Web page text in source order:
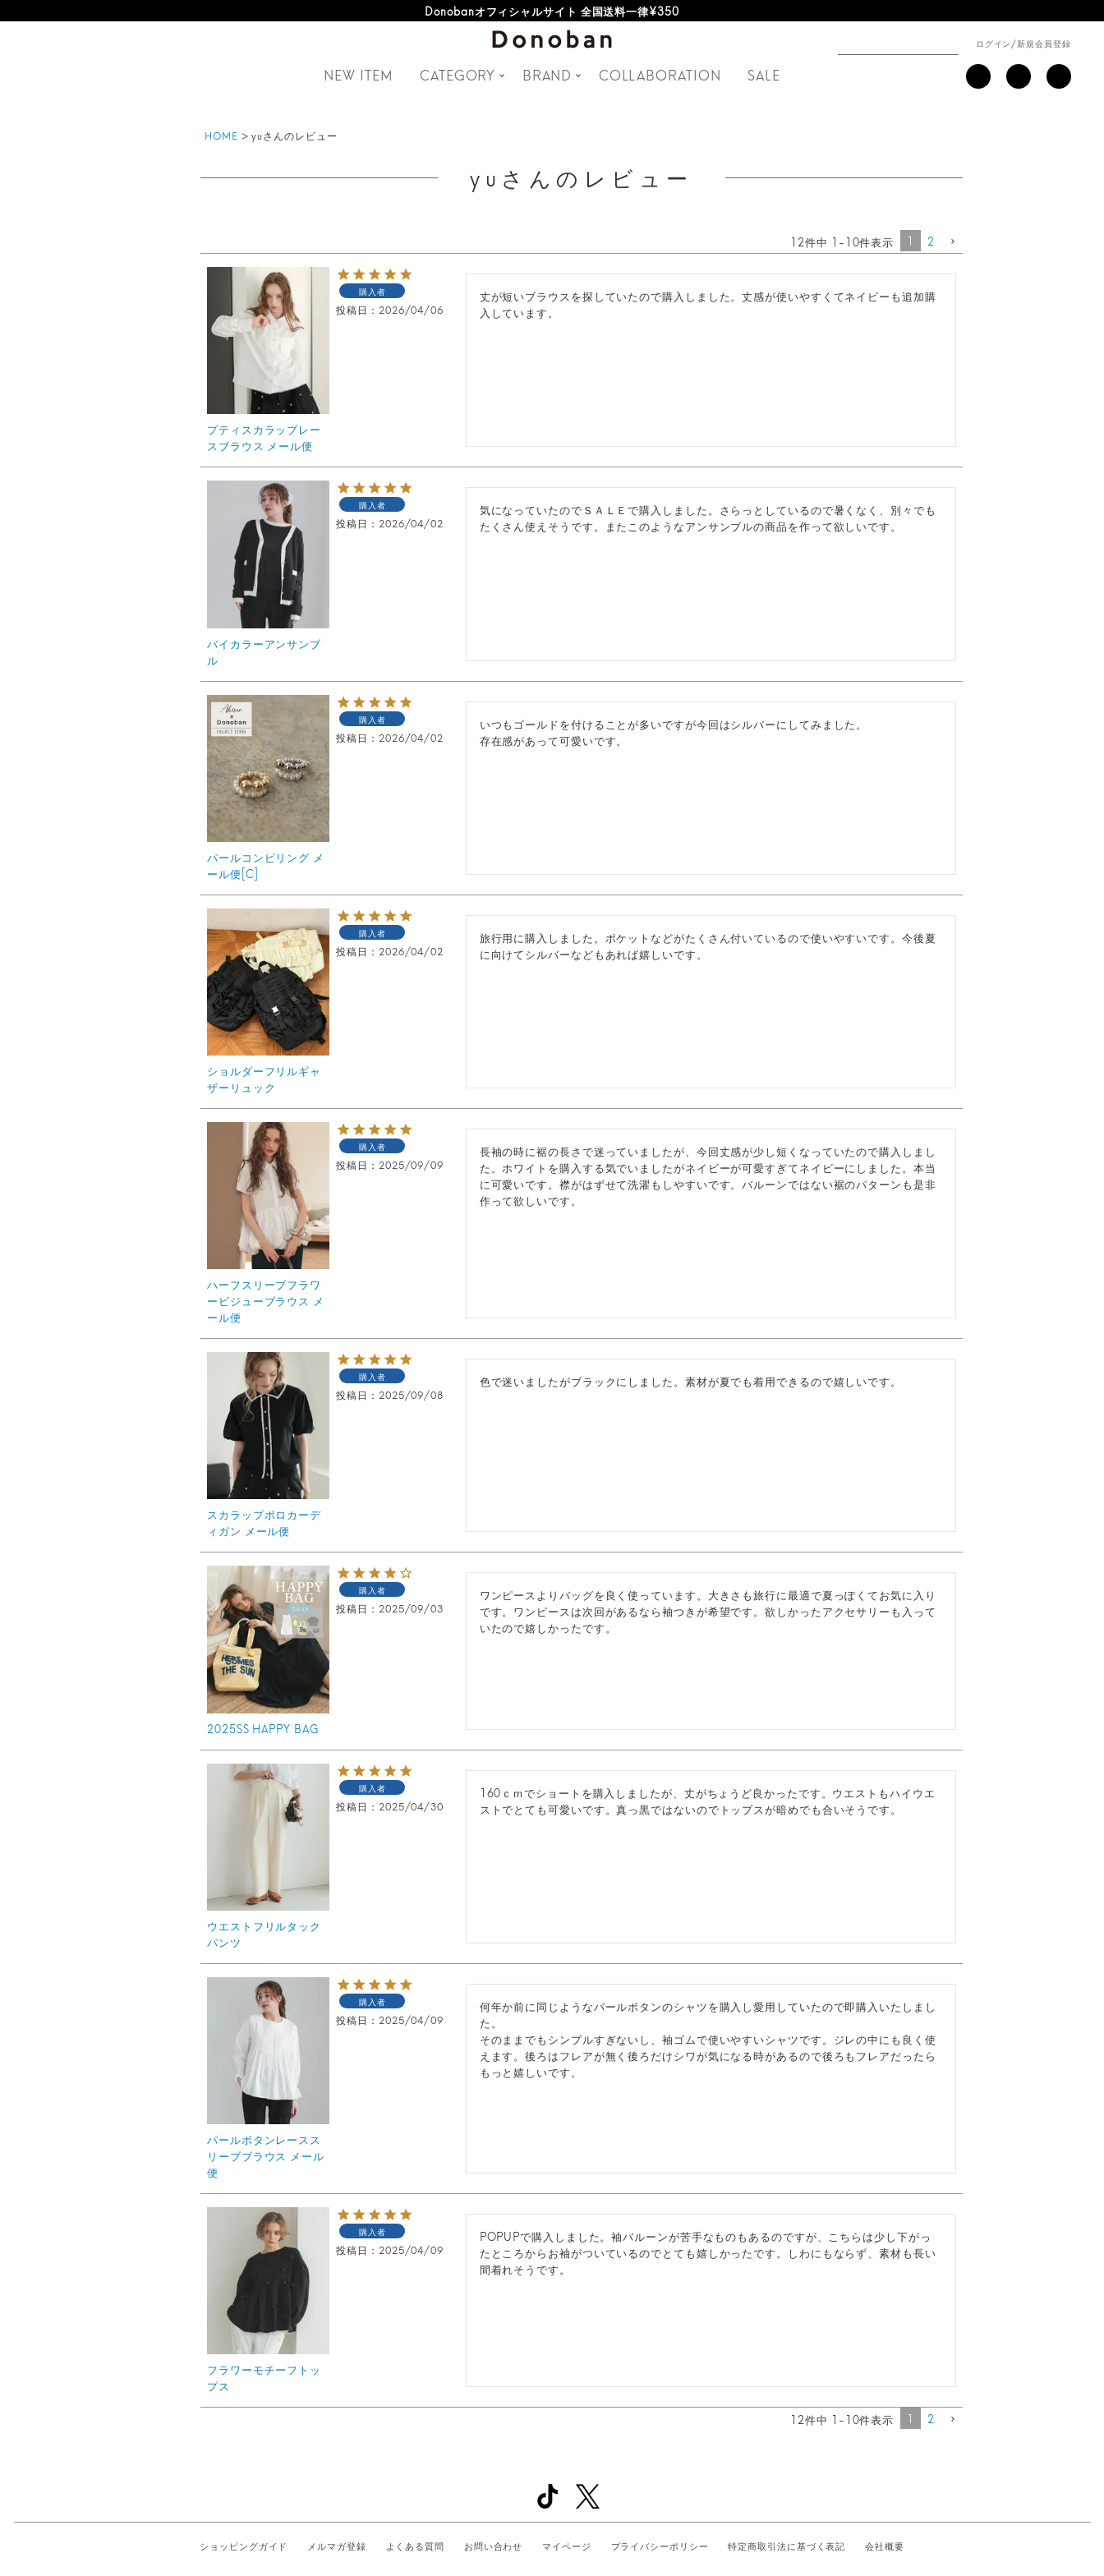
Donobanオフィシャルサイト 全国送料一律¥350
ログイン/新規会員登録
NEW ITEM CATEGORY BRAND COLLABORATION SALE
HOME yuさんのレビュー
yuさんのレビュー
12件中 1 - 10件表示 1 2
プティスカラップレー
スブラウス メール便
購入者
投稿日 2026/04/06
丈が短いブラウスを探していたので購入しました。丈感が使いやすくてネイビーも追加購
入しています。
バイカラーアンサンブ
ル
購入者
投稿日 2026/04/02
気になっていたのでＳＡＬＥで購入しました。さらっとしているので暑くなく、別々でも
たくさん使えそうです。またこのようなアンサンブルの商品を作って欲しいです。
パールコンビリング メ
ール便[C]
購入者
投稿日 2026/04/02
いつもゴールドを付けることが多いですが今回はシルバーにしてみました。
存在感があって可愛いです。
ショルダーフリルギャ
ザーリュック
購入者
投稿日 2026/04/02
旅行用に購入しました。ポケットなどがたくさん付いているので使いやすいです。今後夏
に向けてシルバーなどもあれば嬉しいです。
ハーフスリーブフラワ
ービジューブラウス メ
ール便
購入者
投稿日 2025/09/09
長袖の時に裾の長さで迷っていましたが、今回丈感が少し短くなっていたので購入しまし
た。ホワイトを購入する気でいましたがネイビーが可愛すぎてネイビーにしました。本当
に可愛いです。襟がはずせて洗濯もしやすいです。バルーンではない裾のパターンも是非
作って欲しいです。
スカラップポロカーデ
ィガン メール便
購入者
投稿日 2025/09/08
色で迷いましたがブラックにしました。素材が夏でも着用できるので嬉しいです。
2025SS HAPPY BAG
購入者
投稿日 2025/09/03
ワンピースよりバッグを良く使っています。大きさも旅行に最適で夏っぽくてお気に入り
です。ワンピースは次回があるなら袖つきが希望です。欲しかったアクセサリーも入って
いたので嬉しかったです。
ウエストフリルタック
パンツ
購入者
投稿日 2025/04/30
160ｃｍでショートを購入しましたが、丈がちょうど良かったです。ウエストもハイウエ
ストでとても可愛いです。真っ黒ではないのでトップスが暗めでも合いそうです。
パールボタンレースス
リーブブラウス メール
便
購入者
投稿日 2025/04/09
何年か前に同じようなパールボタンのシャツを購入し愛用していたので即購入いたしまし
た。
そのままでもシンプルすぎないし、袖ゴムで使いやすいシャツです。ジレの中にも良く使
えます。後ろはフレアが無く後ろだけシワが気になる時があるので後ろもフレアだったら
もっと嬉しいです。
フラワーモチーフトッ
プス
購入者
投稿日 2025/04/09
POPUPで購入しました。袖バルーンが苦手なものもあるのですが、こちらは少し下がっ
たところからお袖がついているのでとても嬉しかったです。しわにもならず、素材も長い
間着れそうです。
12件中 1 - 10件表示 1 2
ショッピングガイド メルマガ登録 よくある質問 お問い合わせ マイページ プライバシーポリシー 特定商取引法に基づく表記 会社概要